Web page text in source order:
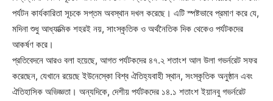
পর্যটন কার্যকারিতা সূচকে সপ্তম অবস্থান দখল করেছে। এটি স্পষ্টভাবে প্রমাণ করে যে,
মদিনা শুধু আধ্যাত্মিক শহরই নয়, সাংস্কৃতিক ও অর্থনৈতিক দিক থেকেও পর্যটকদের
আকর্ষণ করে।
প্রতিবেদনে আরও বলা হয়েছে, আগত পর্যটকদের ৪৭.২ শতাংশ আল উলা গভর্নরেট সফর
করেছেন, যেখানে রয়েছে ইউনেস্কো বিশ্ব ঐতিহ্যবাহী স্থান, সংস্কৃতিক অনুষ্ঠান এবং
ঐতিহাসিক অভিজ্ঞতা। অন্যদিকে, দেশীয় পর্যটকদের ১৪.১ শতাংশ ইয়ানবু গভর্নরেট